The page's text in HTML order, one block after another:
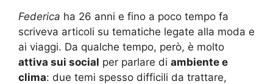
Federica ha 26 anni e fino a poco tempo fa
scriveva articoli su tematiche legate alla moda e
ai viaggi. Da qualche tempo, però, è molto
attiva sui social per parlare di ambiente e
clima: due temi spesso difficili da trattare,